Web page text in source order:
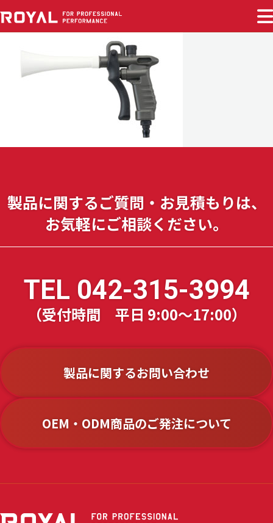
製品に関するご質問・お見積もりは、
お気軽にご相談ください。
TEL 042-315-3994
（受付時間 平日 9:00～17:00）
製品に関するお問い合わせ
OEM・ODM商品のご発注について